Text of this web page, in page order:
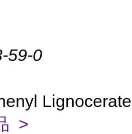
59-0
Lignocerate
>